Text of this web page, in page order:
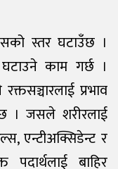
स्तर घटाउँछ ।
काम गर्छ ।
प्रभाव
। जसले शरीरलाई
एन्टीअक्सिडेन्ट र
बाहिर